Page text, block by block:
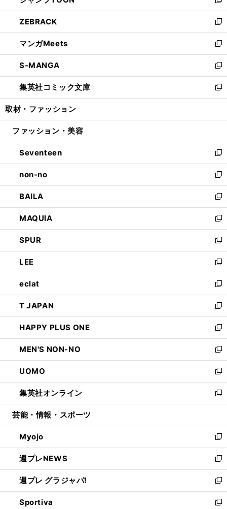
開
く
ウ
で
開
く
ン
ド
ウ
で
開
く
ウ
ィ
ン
ド
ウ
で
開
く
新
し
い
ウ
ィ
ン
ド
ウ
で
開
ZEBRACK
新
し
い
ウ
ィ
ン
ド
ウ
開
マンガMeets
新
し
い
ウ
ィ
ン
ウ
開
く
S-MANGA
新
し
い
ウ
ン
ウ
で
開
く
集英社コミック文庫
新
し
ウ
ン
ド
ウ
で
開
く
取材・ファッション
ファッション・美容
Seventeen
新
し
い
ウ
ィ
ン
ド
ウ
で
開
く
non-no
新
し
い
ウ
ィ
ン
ド
ウ
で
開
く
BAILA
新
し
い
ウ
ィ
ン
ド
ウ
で
開
く
MAQUIA
新
し
い
ウ
ィ
ン
ド
ウ
で
開
く
SPUR
新
し
い
ウ
ィ
ン
ド
ウ
で
開
く
LEE
新
し
い
ウ
ィ
ン
ド
ウ
で
開
く
eclat
新
し
い
ウ
ィ
ン
ド
ウ
で
開
く
T JAPAN
新
し
い
ウ
ィ
ン
ド
ウ
で
開
HAPPY PLUS ONE
新
し
い
ウ
ィ
ン
ド
ウ
開
く
MEN'S NON-NO
新
し
い
ウ
ィ
ン
ウ
で
開
く
UOMO
新
し
い
ウ
ン
ド
ウ
で
開
く
集英社オンライン
新
し
ウ
ィ
ン
ド
ウ
で
開
く
芸能・情報・スポーツ
Myojo
新
し
い
ウ
ィ
ン
ド
週プレNEWS
新
し
い
ウ
ィ
週プレ グラジャパ!
新
し
い
Sportiva
新